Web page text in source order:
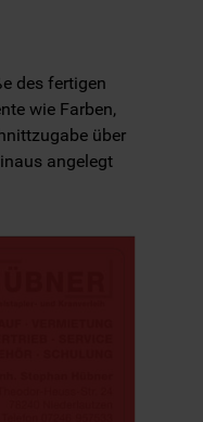
des fertigen
wie Farben,
über
angelegt